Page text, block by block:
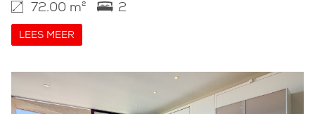
72.00 m² 2
LEES MEER